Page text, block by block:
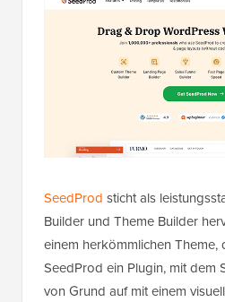
SeedProd sticht als
Builder und Theme Builder
einem herkömmlichen Theme,
SeedProd ein Plugin, mit dem
von Grund auf mit einem